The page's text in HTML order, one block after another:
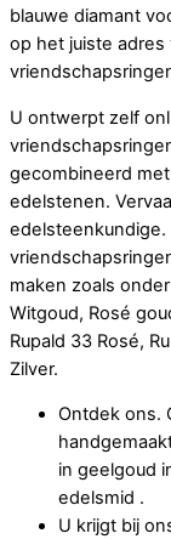
blauwe diamant
op het juiste
U ontwerpt zelf
gecombineerd
edelstenen.
edelsteenkundige.
maken zoals
Witgoud, Rosé
Rupald 33 Rosé,
Zilver.
Ontdek ons.
in geelgoud
edelsmid .
U krijgt bij